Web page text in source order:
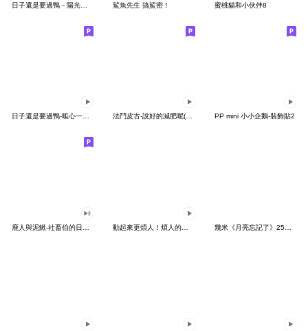
鯊魚先生 搞鯊密！ 蜜桃貓和小伙伴8
日子還是要過鴨-呱心一下鴨 法鬥皮古-說好的減肥呢(第15彈) PP mini 小小企鵝-裝飾貼2
幾米《月亮忘記了》25周年 x 晴天P莉